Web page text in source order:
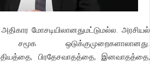
மோசடியிலானதுமட்டுமல்ல. அரசியல்
சமூக ஒடுக்குமுறைகளாலானது.
பிரதேசவாதத்தை, இனவாதத்தை,